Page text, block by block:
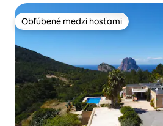
Obľúbené medzi hosťami
Obľúbené medzi hosťami